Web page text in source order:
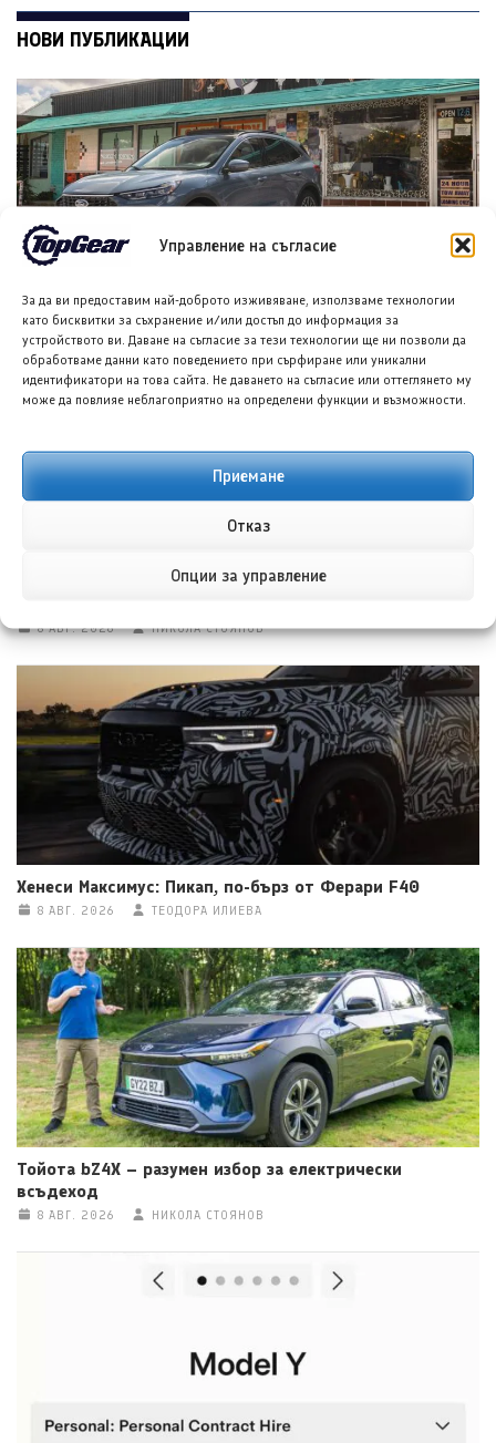
Управление на съгласие
За да ви предоставим най-доброто изживяване, използваме технологии
като бисквитки за съхранение и/или достъп до информация за
устройството ви. Даване на съгласие за тези технологии ще ни позволи да
обработваме данни като поведението при сърфиране или уникални
идентификатори на това сайта. Не даването на съгласие или оттеглянето му
може да повлияе неблагоприятно на определени функции и възможности.
Приемане
Отказ
Опции за управление
НОВИ ПУБЛИКАЦИИ
Форд планира достъпен кросоувър и четириврат
Mustang
8 АВГ. 2026 ГЛОРИЯ ПЪРВАНОВА
8 АВГ. 2026 НИКОЛА СТОЯНОВ
Хенеси Максимус: Пикап, по-бърз от Ферари F40
8 АВГ. 2026 ТЕОДОРА ИЛИЕВА
Тойота bZ4X – разумен избор за електрически
всъдеход
8 АВГ. 2026 НИКОЛА СТОЯНОВ